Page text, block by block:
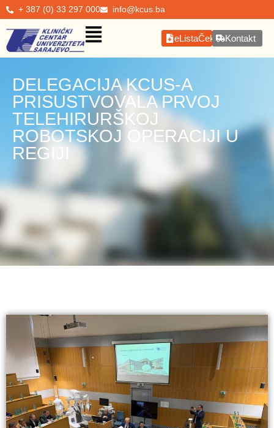
+ 387 (0) 33 297 000 info@kcus.ba
eListaČekanjaKontakt
DELEGACIJA KCUS-A
PRISUSTVOVALA PRVOJ
TELEHIRURŠKOJ
ROBOTSKOJ OPERACIJI U
REGIJI